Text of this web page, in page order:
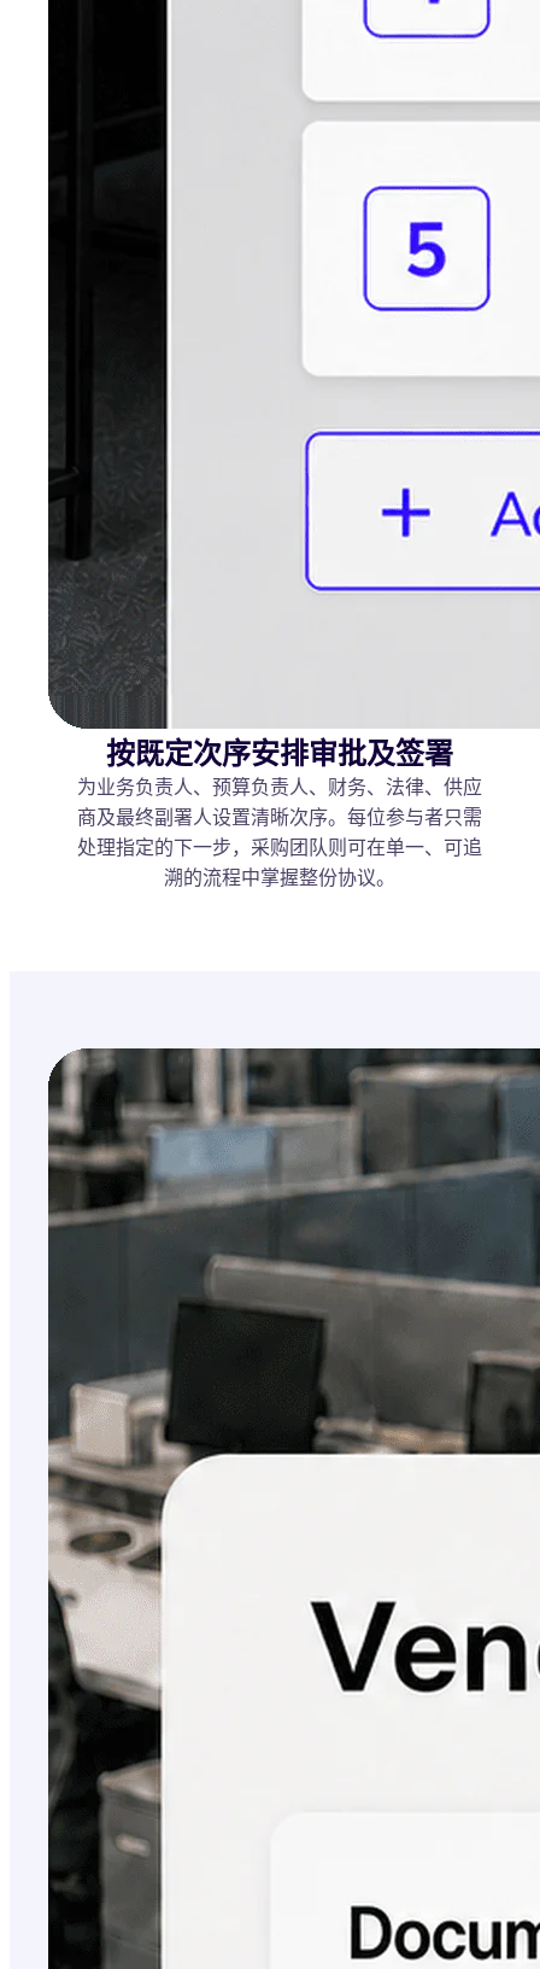
按既定次序安排审批及签署
为业务负责人、预算负责人、财务、法律、供应
商及最终副署人设置清晰次序。每位参与者只需
处理指定的下一步，采购团队则可在单一、可追
溯的流程中掌握整份协议。